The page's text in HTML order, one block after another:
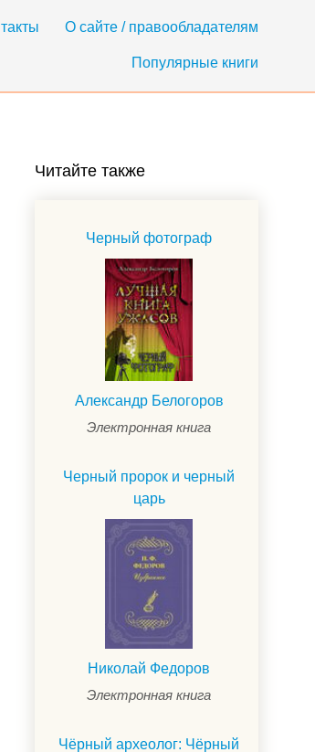
О сайте / правообладателям
Популярные книги
Читайте также
Черный фотограф
Александр Белогоров
Электронная книга
Черный пророк и черный
царь
Николай Федоров
Электронная книга
Чёрный археолог: Чёрный